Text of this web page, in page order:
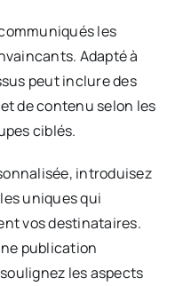
les
Adapté à
peut inclure des
de contenu selon les
ciblés.
introduisez
uniques qui
vos destinataires.
publication
les aspects